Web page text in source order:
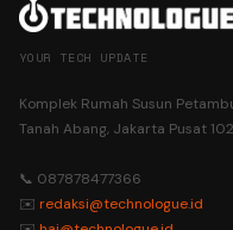
YOUR TECH UPDATE
Komplek Rumah Susun
Tanah Abang, Jakarta Pusat
📞 087878477366
✉️ redaksi@technologue.id